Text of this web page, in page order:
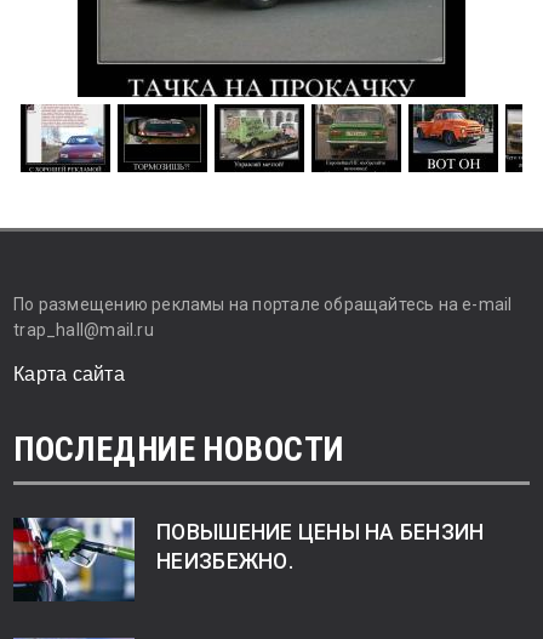
По размещению рекламы на портале обращайтесь на e-mail
trap_hall@mail.ru
Карта сайта
ПОСЛЕДНИЕ НОВОСТИ
ПОВЫШЕНИЕ ЦЕНЫ НА БЕНЗИН
НЕИЗБЕЖНО.